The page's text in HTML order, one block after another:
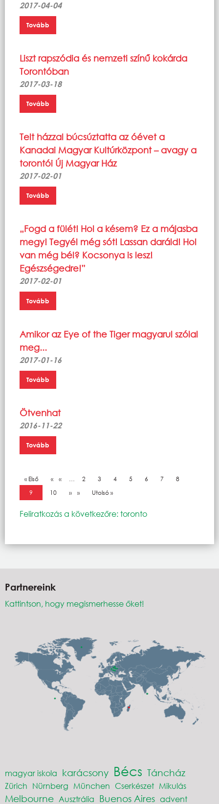
2017-04-04
Tovább
Liszt rapszódia és nemzeti színű kokárda
Torontóban
2017-03-18
Tovább
Telt házzal búcsúztatta az óévet a
Kanadai Magyar Kultúrközpont – avagy a
torontói Új Magyar Ház
2017-02-01
Tovább
„Fogd a fülét! Hol a késem? Ez a májasba
megy! Tegyél még sót! Lassan daráld! Hol
van még bél? Kocsonya is lesz!
Egészségedre!”
2017-02-01
Tovább
Amikor az Eye of the Tiger magyarul szólal
meg...
2017-01-16
Tovább
Ötvenhat
2016-11-22
Tovább
Oldalszámozás
Első oldal
« Első Előző oldal
‹‹ … Oldal
2 Oldal
3 Oldal
4 Oldal
5 Oldal
6 Oldal
7 Oldal
8
Jelenlegi oldal
9 Oldal
10 Következő oldal
›› Utolsó oldal
Utolsó »
Feliratkozás a következőre: toronto
Partnereink
Kattintson, hogy megismerhesse őket!
magyar iskola karácsony Bécs Táncház
Zürich Nürnberg München Cserkészet Mikulás
Melbourne Ausztrália Buenos Aires advent